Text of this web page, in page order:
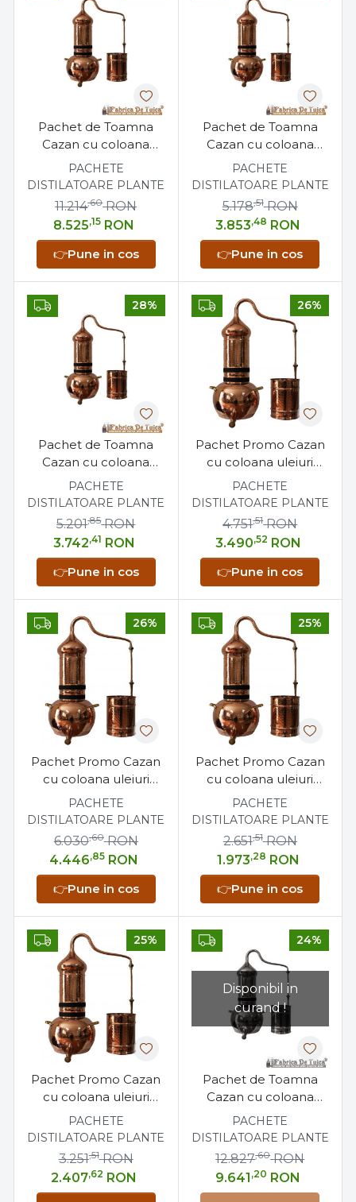
Pachet de Toamna
Cazan cu coloana
uleiuri esentiale 80 litri
+ Sita antilipire 80 litri +
Suport metalic 40 cm
PACHETE
DISTILATOARE PLANTE
8.525,15 RON
11.214,60 RON
👉Pune in cos
Pachet de Toamna
Cazan cu coloana
uleiuri esentiale 35 litri
+ Suport metalic 22
cm
PACHETE
DISTILATOARE PLANTE
3.853,48 RON
5.178,51 RON
👉Pune in cos
28%
Pachet de Toamna
Cazan cu coloana
uleiuri esentiale 20 litri
+ Sita cupru antilipire
20 litri + Suport
metalic 22 cm
PACHETE
DISTILATOARE PLANTE
3.742,41 RON
5.201,85 RON
👉Pune in cos
26%
Pachet Promo Cazan
cu coloana uleiuri
esentiale 35 litri +
Separator uleiuri
esentiale
PACHETE
DISTILATOARE PLANTE
3.490,52 RON
4.751,51 RON
👉Pune in cos
26%
Pachet Promo Cazan
cu coloana uleiuri
esentiale 20 litri +
Separator uleiuri
esentiale
PACHETE
DISTILATOARE PLANTE
4.446,85 RON
6.030,60 RON
👉Pune in cos
25%
Pachet Promo Cazan
cu coloana uleiuri
esentiale 5 litri +
Separator uleiuri
esentiale
PACHETE
DISTILATOARE PLANTE
1.973,28 RON
2.651,51 RON
👉Pune in cos
25%
Pachet Promo Cazan
cu coloana uleiuri
esentiale 10 litri +
Separator uleiuri
esentiale
PACHETE
DISTILATOARE PLANTE
2.407,62 RON
3.251,51 RON
Disponibil in
curand !
24%
Pachet de Toamna
Cazan cu coloana
uleiuri esentiale 120
litri + Sita antilipire 120
litri
PACHETE
DISTILATOARE PLANTE
9.641 ,20 RON
12.827,60 RON